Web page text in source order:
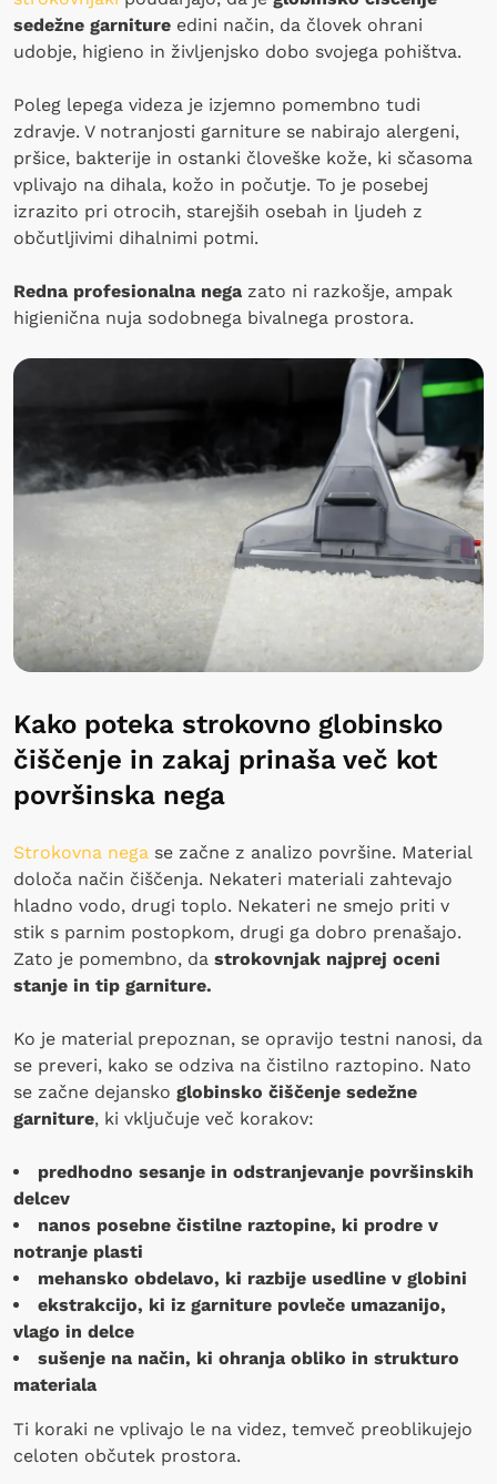
sedežne garniture edini način, da človek ohrani
udobje, higieno in življenjsko dobo svojega pohištva.
Poleg lepega videza je izjemno pomembno tudi
zdravje. V notranjosti garniture se nabirajo alergeni,
pršice, bakterije in ostanki človeške kože, ki sčasoma
vplivajo na dihala, kožo in počutje. To je posebej
izrazito pri otrocih, starejših osebah in ljudeh z
občutljivimi dihalnimi potmi.
Redna profesionalna nega zato ni razkošje, ampak
higienična nuja sodobnega bivalnega prostora.
Kako poteka strokovno globinsko
čiščenje in zakaj prinaša več kot
površinska nega
Strokovna nega se začne z analizo površine. Material
določa način čiščenja. Nekateri materiali zahtevajo
hladno vodo, drugi toplo. Nekateri ne smejo priti v
stik s parnim postopkom, drugi ga dobro prenašajo.
Zato je pomembno, da strokovnjak najprej oceni
stanje in tip garniture.
Ko je material prepoznan, se opravijo testni nanosi, da
se preveri, kako se odziva na čistilno raztopino. Nato
se začne dejansko globinsko čiščenje sedežne
garniture, ki vključuje več korakov:
predhodno sesanje in odstranjevanje površinskih
delcev
nanos posebne čistilne raztopine, ki prodre v
notranje plasti
mehansko obdelavo, ki razbije usedline v globini
ekstrakcijo, ki iz garniture povleče umazanijo,
vlago in delce
sušenje na način, ki ohranja obliko in strukturo
materiala
Ti koraki ne vplivajo le na videz, temveč preoblikujejo
celoten občutek prostora.